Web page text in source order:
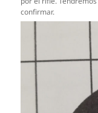
confirmar.